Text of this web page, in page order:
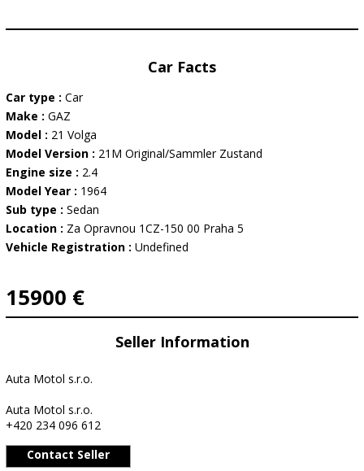
Car Facts
Car type : Car
Make : GAZ
Model : 21 Volga
Model Version : 21M Original/Sammler Zustand
Engine size : 2.4
Model Year : 1964
Sub type : Sedan
Location : Za Opravnou 1CZ-150 00 Praha 5
Vehicle Registration : Undefined
15900 €
Seller Information
Auta Motol s.r.o.
Auta Motol s.r.o.
+420 234 096 612
Contact Seller